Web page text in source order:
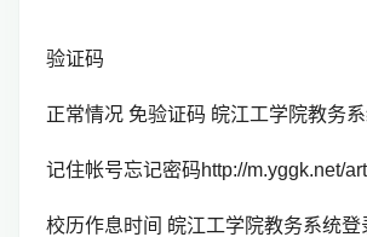
验证码
正常情况 免验证码 皖江工学院教务
记住帐号忘记密码http://m.yggk.net/
校历作息时间 皖江工学院教务系统登